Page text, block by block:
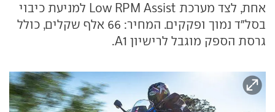
אחת, לצד מערכת Low RPM Assist למניעת כיבוי
בסל״ד נמוך ופקקים. המחיר: 66 אלף שקלים, כולל
גרסת הספק מוגבל לרישיון A1.